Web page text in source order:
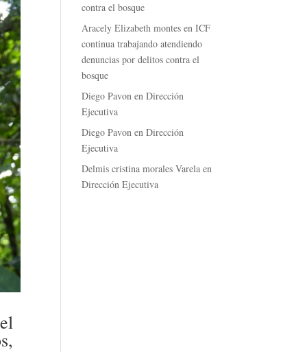
contra el bosque
Aracely Elizabeth montes enICF
continua trabajando atendiendo
denuncias por delitos contra el
bosque
Diego Pavon enDirección
Ejecutiva
Diego Pavon enDirección
Ejecutiva
Delmis cristina morales Varela en
Dirección Ejecutiva